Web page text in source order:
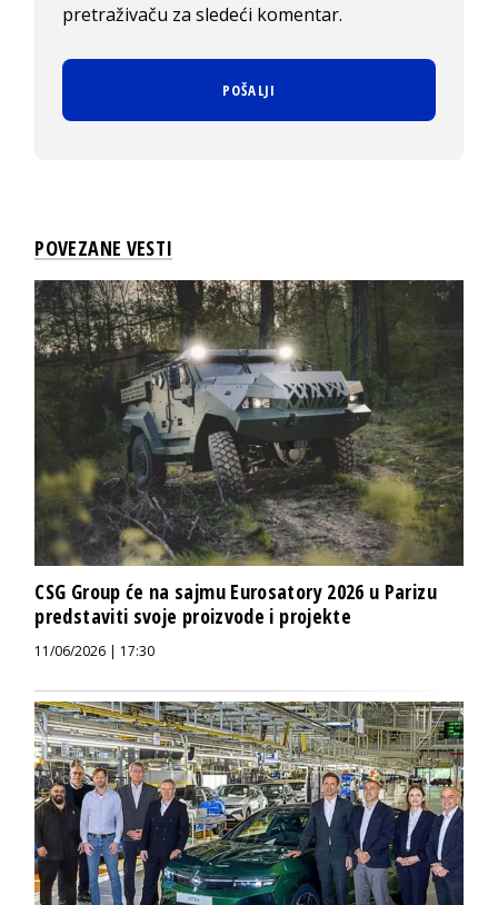
pretraživaču za sledeći komentar.
POVEZANE VESTI
CSG Group će na sajmu Eurosatory 2026 u Parizu
predstaviti svoje proizvode i projekte
11/06/2026 | 17:30